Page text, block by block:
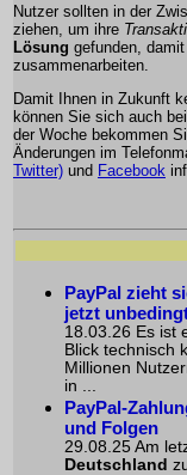
Nutzer sollten in der
ziehen, um ihre
Lösung gefunden, damit
zusammenarbeiten.
Damit Ihnen in Zukunft
können Sie sich auch
der Woche bekommen
Änderungen im
Twitter) und Facebook
PayPal zieht
jetzt
18.03.26 Es ist
Blick technisch
Millionen
in ...
PayPal-
und Folgen
29.08.25 Am
Deutschland